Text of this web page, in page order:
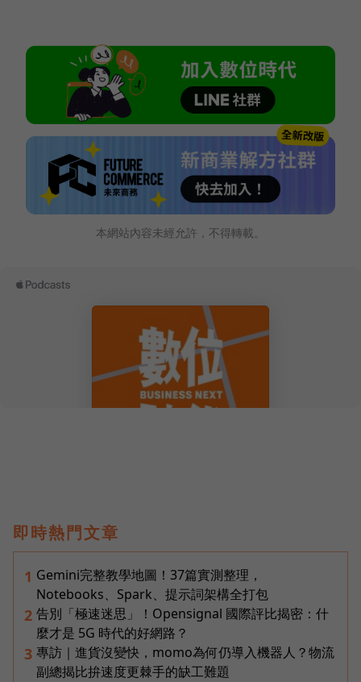
本網站內容未經允許，不得轉載。
即時熱門文章
1 Gemini完整教學地圖！37篇實測整理，
Notebooks、Spark、提示詞架構全打包
2 告別「極速迷思」！Opensignal 國際評比揭密：什
麼才是 5G 時代的好網路？
3 專訪｜進貨沒變快，momo為何仍導入機器人？物流
副總揭比拚速度更棘手的缺工難題